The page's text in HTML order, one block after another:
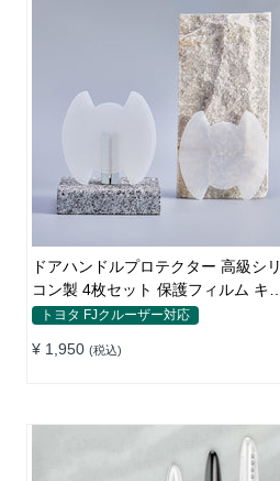
ドアハンドルプロテクター 高級シリ
コン製 4枚セット 保護フィルム キズ
防止 全車種
トヨタ FJクルーザー対応
¥ 1,950 (税込)